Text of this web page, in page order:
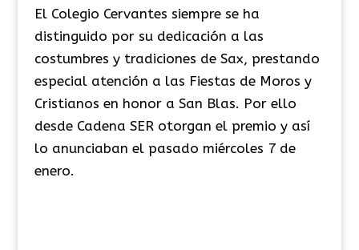
El Colegio Cervantes siempre se ha
distinguido por su dedicación a las
costumbres y tradiciones de Sax, prestando
especial atención a las Fiestas de Moros y
Cristianos en honor a San Blas. Por ello
desde Cadena SER otorgan el premio y así
lo anunciaban el pasado miércoles 7 de
enero.